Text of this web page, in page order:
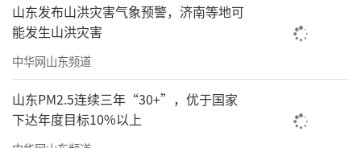
山东发布山洪灾害气象预警，济南等地可
能发生山洪灾害
中华网山东频道
山东PM2.5连续三年“30+”，优于国家
下达年度目标10%以上